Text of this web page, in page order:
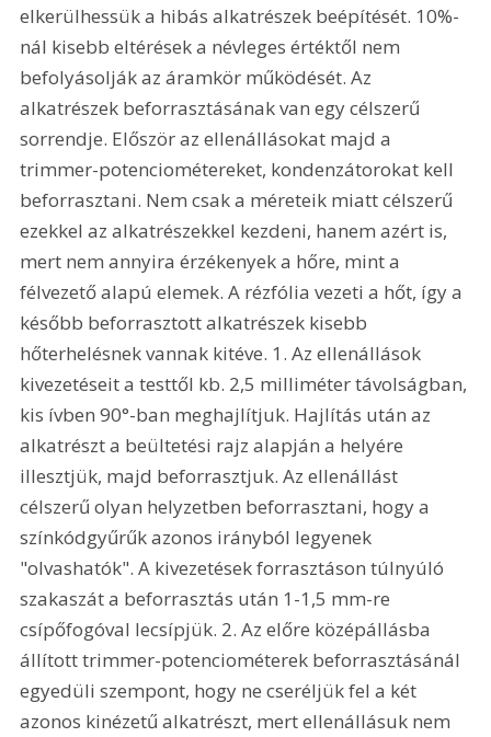
elkerülhessük a hibás alkatrészek beépítését. 10%-
nál kisebb eltérések a névleges értéktől nem
befolyásolják az áramkör működését. Az
alkatrészek beforrasztásának van egy célszerű
sorrendje. Először az ellenállásokat majd a
trimmer-potenciométereket, kondenzátorokat kell
beforrasztani. Nem csak a méreteik miatt célszerű
ezekkel az alkatrészekkel kezdeni, hanem azért is,
mert nem annyira érzékenyek a hőre, mint a
félvezető alapú elemek. A rézfólia vezeti a hőt, így a
később beforrasztott alkatrészek kisebb
hőterhelésnek vannak kitéve. 1. Az ellenállások
kivezetéseit a testtől kb. 2,5 milliméter távolságban,
kis ívben 90°-ban meghajlítjuk. Hajlítás után az
alkatrészt a beültetési rajz alapján a helyére
illesztjük, majd beforrasztjuk. Az ellenállást
célszerű olyan helyzetben beforrasztani, hogy a
színkódgyűrűk azonos irányból legyenek
"olvashatók". A kivezetések forrasztáson túlnyúló
szakaszát a beforrasztás után 1-1,5 mm-re
csípőfogóval lecsípjük. 2. Az előre középállásba
állított trimmer-potenciométerek beforrasztásánál
egyedüli szempont, hogy ne cseréljük fel a két
azonos kinézetű alkatrészt, mert ellenállásuk nem